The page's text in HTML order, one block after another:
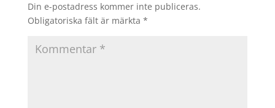
Din e-postadress kommer inte publiceras.
Obligatoriska fält är märkta *